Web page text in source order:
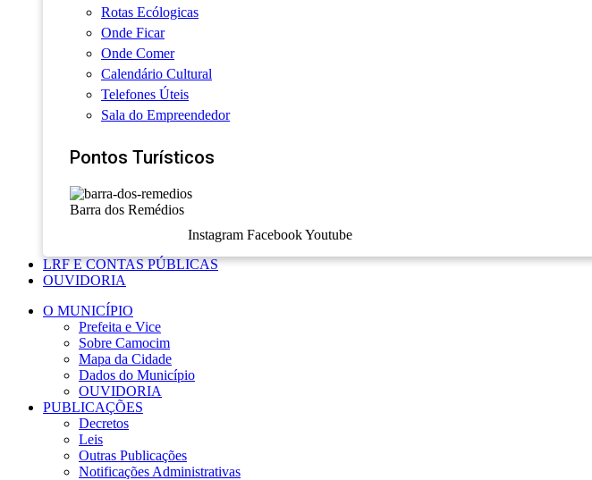
Rotas Ecólogicas
Onde Ficar
Onde Comer
Calendário Cultural
Telefones Úteis
Sala do Empreendedor
Pontos Turísticos
Barra dos Remédios
Instagram FacebookYoutube
LRF E CONTAS PÚBLICAS
OUVIDORIA
O MUNICÍPIO
Prefeita e Vice
Sobre Camocim
Mapa da Cidade
Dados do Município
OUVIDORIA
PUBLICAÇÕES
Decretos
Leis
Outras Publicações
Notificações Administrativas